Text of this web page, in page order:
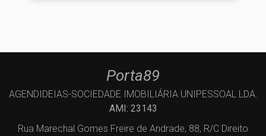
Porta89
AGENDIDEIAS-SOCIEDADE IMOBILIÁRIA UNIPESSOAL LDA.
AMI: 23143
Rua Marechal Gomes Freire de Andrade, 88, R/C Direito